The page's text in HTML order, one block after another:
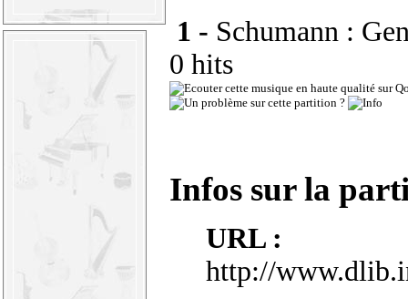
1 - Schumann :
0 hits
Infos sur la
URL :
http://